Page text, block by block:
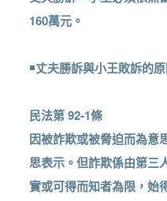
160萬元。
￭丈夫勝訴與小王敗訴的
民法第 92-1條
因被詐欺或被脅迫而為意
思表示。但詐欺係由第三
實或可得而知者為限，始